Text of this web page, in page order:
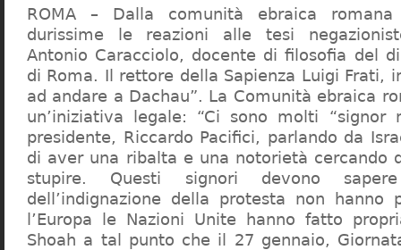
ROMA – Dalla comunità ebraica
durissime le reazioni alle tesi
Antonio Caracciolo, docente di filosofia del
di Roma. Il rettore della Sapienza Luigi Frati,
ad andare a Dachau”. La Comunità ebraica
un’iniziativa legale: “Ci sono molti “signor
presidente, Riccardo Pacifici, parlando da
di aver una ribalta e una notorietà cercando
stupire. Questi signori devono
dell’indignazione della protesta non hanno
l’Europa le Nazioni Unite hanno fatto
Shoah a tal punto che il 27 gennaio,